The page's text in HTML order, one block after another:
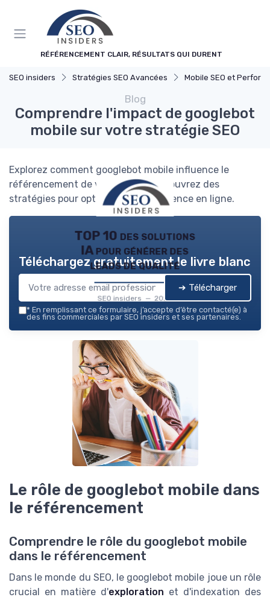
RÉFÉRENCEMENT CLAIR, RÉSULTATS QUI DURENT
SEO insiders Stratégies SEO Avancées Mobile SEO et Performance
Blog
Comprendre l'impact de googlebot
mobile sur votre stratégie SEO
Explorez comment googlebot mobile influence le
référencement de votre site et découvrez des
stratégies pour optimiser votre présence en ligne.
TOP 10 des solutions
IA pour générer des
leads de qualité
SEO insiders — 2026
Téléchargez gratuitement le livre blanc
➔ Télécharger
* En remplissant ce formulaire, j’accepte d’être contacté(e) à
des fins commerciales par SEO insiders et ses partenaires.
Le rôle de googlebot mobile dans
le référencement
Comprendre le rôle du googlebot mobile
dans le référencement
Dans le monde du SEO, le googlebot mobile joue un rôle
crucial en matière d'exploration et d'indexation des
Panneau de gestion des cookies